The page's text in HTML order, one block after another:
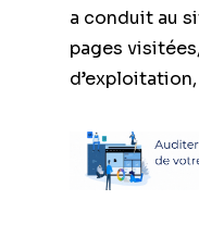
a conduit au
pages